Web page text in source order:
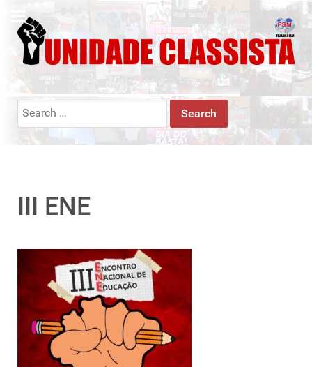
Search
III ENE